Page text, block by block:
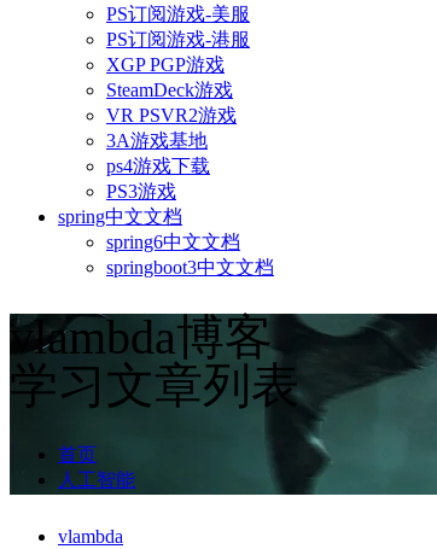
PS订阅游戏-美服
PS订阅游戏-港服
XGP PGP游戏
SteamDeck游戏
VR PSVR2游戏
3A游戏基地
ps4游戏下载
PS3游戏
spring中文文档
spring6中文文档
springboot3中文文档
vlambda博客
学习文章列表
首页
人工智能
vlambda